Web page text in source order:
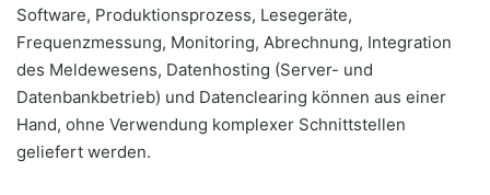
Software, Produktionsprozess, Lesegeräte,
Frequenzmessung, Monitoring, Abrechnung, Integration
des Meldewesens, Datenhosting (Server- und
Datenbankbetrieb) und Datenclearing können aus einer
Hand, ohne Verwendung komplexer Schnittstellen
geliefert werden.